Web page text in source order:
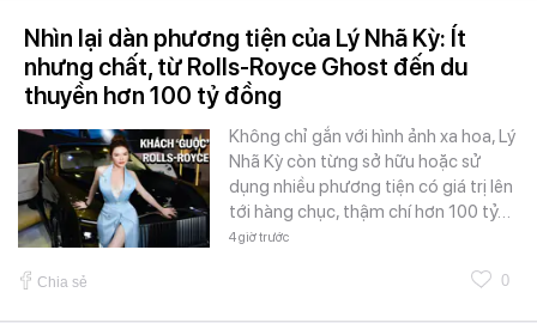
Nhìn lại dàn phương tiện của Lý Nhã Kỳ: Ít
nhưng chất, từ Rolls-Royce Ghost đến du
thuyền hơn 100 tỷ đồng
Không chỉ gắn với hình ảnh xa hoa, Lý
Nhã Kỳ còn từng sở hữu hoặc sử
dụng nhiều phương tiện có giá trị lên
tới hàng chục, thậm chí hơn 100 tỷ…
4 giờ trước
Chia sẻ 0